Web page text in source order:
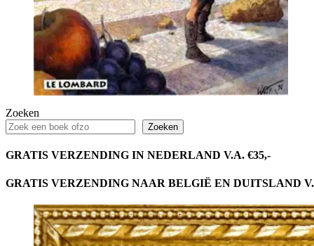
Zoeken
Zoeken
GRATIS VERZENDING IN NEDERLAND V.A. €35,-
GRATIS VERZENDING NAAR BELGIË EN DUITSLAND